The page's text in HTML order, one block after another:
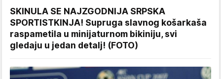
SKINULA SE NAJZGODNIJA SRPSKA
SPORTISTKINJA! Supruga slavnog košarkaša
raspametila u minijaturnom bikiniju, svi
gledaju u jedan detalj! (FOTO)